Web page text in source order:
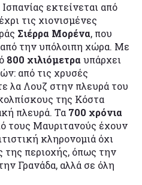
εκτείνεται από
τις χιονισμένες
Σιέρρα Μορένα, που
από την υπόλοιπη χώρα. Με
800 χιλιόμετρα υπάρχει
από τις χρυσές
λα Λουζ στην πλευρά του
της Κόστα
πλευρά. Τα 700 χρόνια
τους Μαυριτανούς έχουν
κληρονομιά όχι
της περιοχής, όπως την
Γρανάδα, αλλά σε όλη